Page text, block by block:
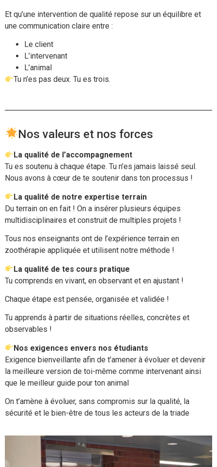
Et qu’une intervention de qualité repose sur un équilibre et
une communication claire entre :
Le client
L’intervenant
L’animal
Tu n’es pas deux. Tu es trois.
Nos valeurs et nos forces
La qualité de l’accompagnement
Tu es soutenu à chaque étape. Tu n’es jamais laissé seul.
Nous avons à cœur de te soutenir dans ton processus !
La qualité de notre expertise terrain
Du terrain on en fait ! On a insérer plusieurs équipes
multidisciplinaires et construit de multiples projets !
Tous nos enseignants ont de l’expérience terrain en
zoothérapie appliquée et utilisent notre méthode !
La qualité de tes cours pratique
Tu comprends en vivant, en observant et en ajustant !
Chaque étape est pensée, organisée et validée !
Tu apprends à partir de situations réelles, concrètes et
observables !
Nos exigences envers nos étudiants
Exigence bienveillante afin de t’amener à évoluer et devenir
la meilleure version de toi-même comme intervenant ainsi
que le meilleur guide pour ton animal
On t’amène à évoluer, sans compromis sur la qualité, la
sécurité et le bien-être de tous les acteurs de la triade